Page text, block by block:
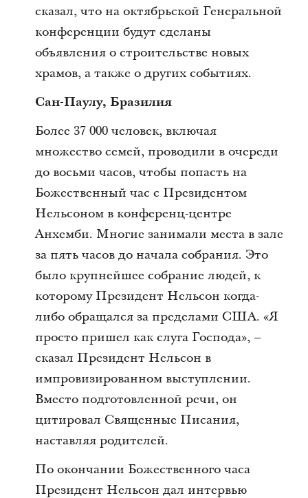
сказал, что на октябрьской Генеральной
конференции будут сделаны
объявления о строительстве новых
храмов, а также о других событиях.
Сан-Паулу, Бразилия
Более 37 000 человек, включая
множество семей, проводили в очереди
до восьми часов, чтобы попасть на
Божественный час с Президентом
Нельсоном в конференц-центре
Анхемби. Многие занимали места в зале
за пять часов до начала собрания. Это
было крупнейшее собрание людей, к
которому Президент Нельсон когда-
либо обращался за пределами США. «Я
просто пришел как слуга Господа», –
сказал Президент Нельсон в
импровизированном выступлении.
Вместо подготовленной речи, он
цитировал Священные Писания,
наставляя родителей.
По окончании Божественного часа
Президент Нельсон дал интервью